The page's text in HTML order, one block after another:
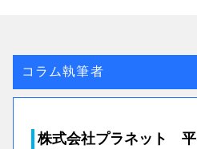
コラム執筆者
株式会社プラネット 平